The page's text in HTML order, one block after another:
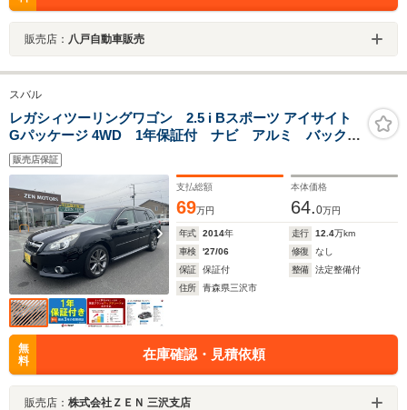
販売店： 八戸自動車販売
スバル
レガシィツーリングワゴン 2.5 i Bスポーツ アイサイト
Gパッケージ 4WD 1年保証付 ナビ アルミ バックカ
メラ クルーズ TV パワーシト ETC
販売店保証
支払総額
69万円
本体価格
64.0万円
年式 2014年 走行 12.4万km
車検
'27/06 修復
なし
保証
保証付 整備
法定整備付
住所
青森県三沢市
無
料
在庫確認・見積依頼
販売店： 株式会社ＺＥＮ 三沢支店